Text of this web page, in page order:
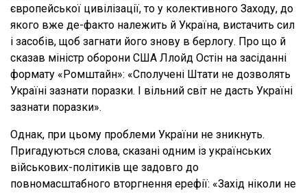
європейської цивілізації, то у колективного Заходу, до
якого вже де-факто належить й Україна, вистачить сил
і засобів, щоб загнати його знову в берлогу. Про що й
сказав міністр оборони США Ллойд Остін на засіданні
формату «Ромштайн»: «Сполучені Штати не дозволять
Україні зазнати поразки. І вільний світ не дасть Україні
зазнати поразки».
Однак, при цьому проблеми України не зникнуть.
Пригадуються слова, сказані одним із українських
військових-політиків ще задовго до
повномасштабного вторгнення ерефії: «Захід ніколи не